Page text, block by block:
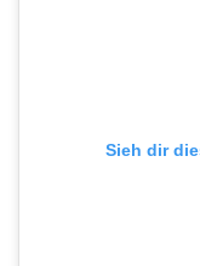
Sieh dir